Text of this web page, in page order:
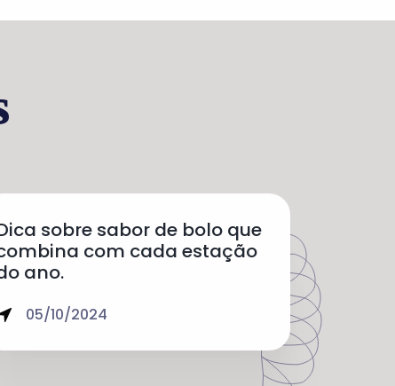
sobre sabor de bolo que
com cada estação
ano.
05/10/2024